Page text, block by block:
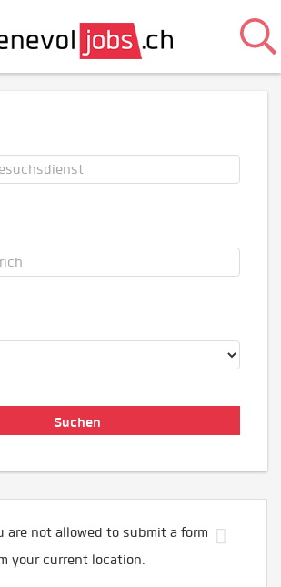
are not allowed to submit a form
your current location.